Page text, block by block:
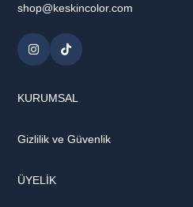
shop@keskincolor.com
KURUMSAL
Gizlilik ve Güvenlik
ÜYELİK